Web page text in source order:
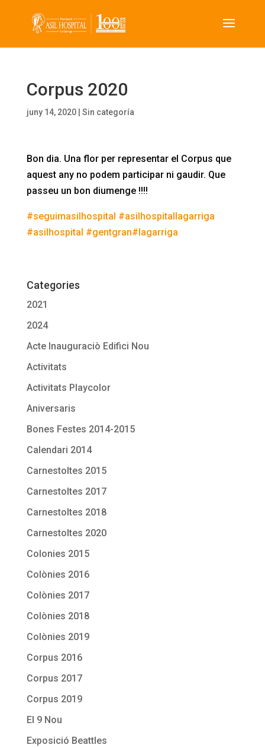
Corpus 2020
juny 14, 2020| Sin categoría
Bon dia. Una flor per representar el Corpus que
aquest any no podem participar ni gaudir. Que
passeu un bon diumenge !!!!
#seguimasilhospital #asilhospitallagarriga
#asilhospital #gentgran#lagarriga
Categories
2021
2024
Acte Inauguraciò Edifici Nou
Activitats
Activitats Playcolor
Aniversaris
Bones Festes 2014-2015
Calendari 2014
Carnestoltes 2015
Carnestoltes 2017
Carnestoltes 2018
Carnestoltes 2020
Colonies 2015
Colònies 2016
Colònies 2017
Colònies 2018
Colònies 2019
Corpus 2016
Corpus 2017
Corpus 2019
El 9 Nou
Exposició Beattles